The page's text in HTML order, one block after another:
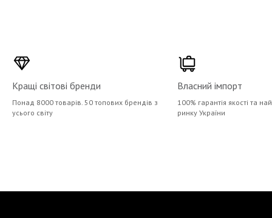
Кращі світові бренди
Понад 8000 товарів. 50 топових брендів з
усього світу
Власний імпорт
100% гарантія якості та
ринку України